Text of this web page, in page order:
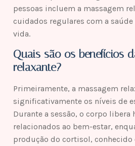
pessoas incluem a massagem
cuidados regulares com a
vida.
Quais são os benefícios
relaxante?
Primeiramente, a massagem
significativamente os níveis de
Durante a sessão, o corpo libera
relacionados ao bem-estar,
produção do cortisol,